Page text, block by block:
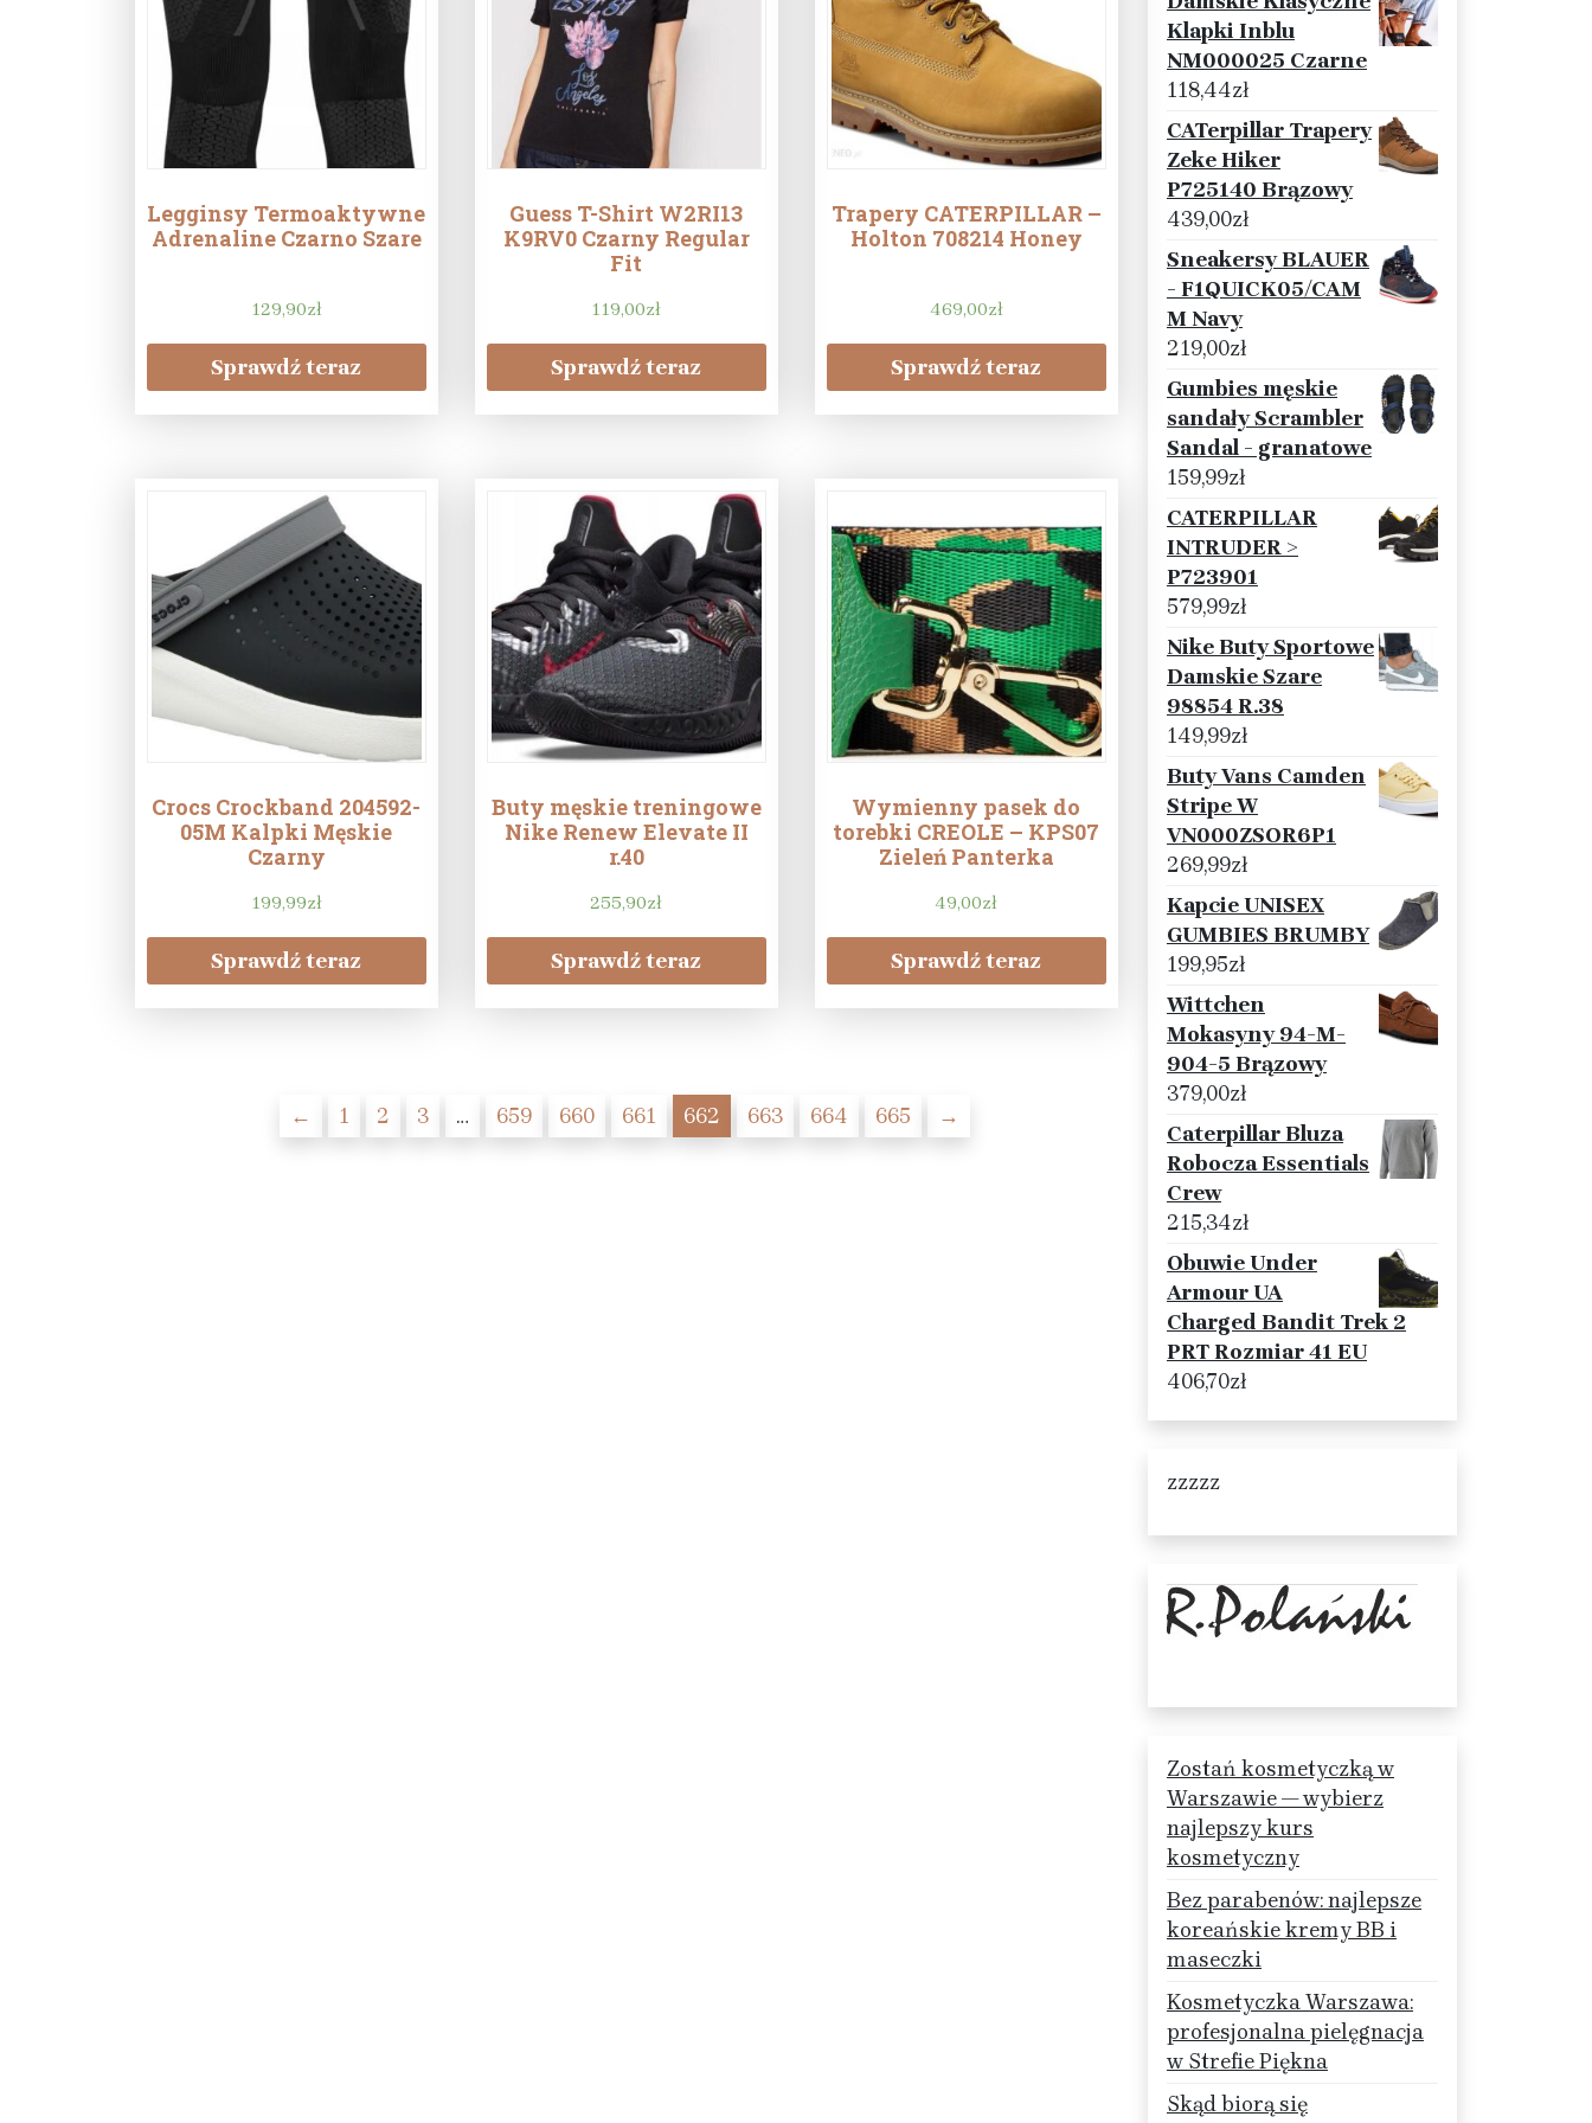
Legginsy Termoaktywne
Adrenaline Czarno Szare
129,90zł
Sprawdź teraz
Guess T-Shirt W2RI13
K9RV0 Czarny Regular
Fit
119,00zł
Sprawdź teraz
Trapery CATERPILLAR –
Holton 708214 Honey
469,00zł
Sprawdź teraz
Crocs Crockband 204592-
05M Kalpki Męskie
Czarny
199,99zł
Sprawdź teraz
Buty męskie treningowe
Nike Renew Elevate II
r.40
255,90zł
Sprawdź teraz
Wymienny pasek do
torebki CREOLE – KPS07
Zieleń Panterka
49,00zł
Sprawdź teraz
← 1 2 3 … 659 660 661 662 663 664 665 →
Klapki Inblu
NM000025 Czarne
118,44zł
CATerpillar Trapery
Zeke Hiker
P725140 Brązowy
439,00zł
Sneakersy BLAUER
- F1QUICK05/CAM
M Navy
219,00zł
Gumbies męskie
sandały Scrambler
Sandal - granatowe
159,99zł
CATERPILLAR
INTRUDER >
P723901
579,99zł
Nike Buty Sportowe
Damskie Szare
98854 R.38
149,99zł
Buty Vans Camden
Stripe W
VN000ZSOR6P1
269,99zł
Kapcie UNISEX
GUMBIES BRUMBY
199,95zł
Wittchen
Mokasyny 94-M-
904-5 Brązowy
379,00zł
Caterpillar Bluza
Robocza Essentials
Crew
215,34zł
Obuwie Under
Armour UA
Charged Bandit Trek 2
PRT Rozmiar 41 EU
406,70zł
zzzzz
Zostań kosmetyczką w
Warszawie — wybierz
najlepszy kurs
kosmetyczny
Bez parabenów: najlepsze
koreańskie kremy BB i
maseczki
Kosmetyczka Warszawa:
profesjonalna pielęgnacja
w Strefie Piękna
Skąd biorą się